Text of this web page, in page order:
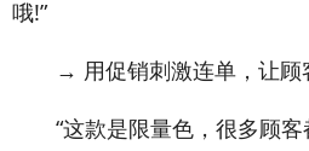
哦!”
→ 用促销刺激连单，让顾客
“这款是限量色，很多顾客